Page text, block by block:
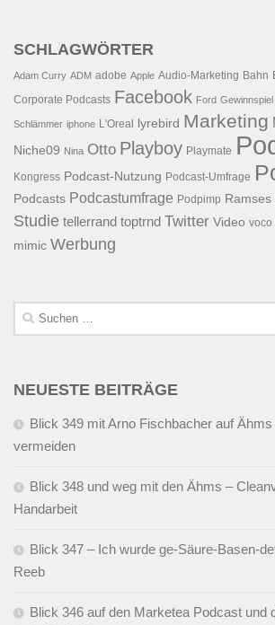
SCHLAGWÖRTER
Adam Curry ADM adobe Apple Audio-Marketing Bahn
Corporate Podcasts Facebook Ford Gewinnspiel
Schlämmer iphone L'Oreal lyrebird Marketing
Niche09 Nina Otto Playboy Playmate
Kongress Podcast-Nutzung Podcast-Umfrage
Podcasts Podcastumfrage Podpimp Ramses
Studie tellerrand toptrnd Twitter Video voco
mimic Werbung
Suchen
nach:
NEUESTE BEITRÄGE
Blick 349 mit Arno Fischbacher auf
vermeiden
Blick 348 und weg mit den Ähms –
Handarbeit
Blick 347 – Ich wurde ge-Säure-Basen-
Reeb
Blick 346 auf den Marketea Podcast und